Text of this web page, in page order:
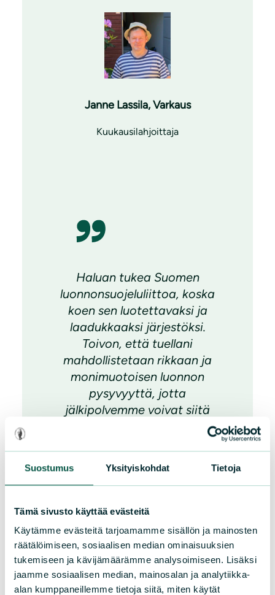
Suostumus Yksityiskohdat Tietoja
Tämä sivusto käyttää evästeitä
Käytämme evästeitä tarjoamamme sisällön ja mainosten
räätälöimiseen, sosiaalisen median ominaisuuksien
tukemiseen ja kävijämäärämme analysoimiseen. Lisäksi
jaamme sosiaalisen median, mainosalan ja analytiikka-
alan kumppaneillemme tietoja siitä, miten käytät
Janne Lassila, Varkaus
Kuukausilahjoittaja
Haluan tukea Suomen
luonnonsuojeluliittoa, koska
koen sen luotettavaksi ja
laadukkaaksi järjestöksi.
Toivon, että tuellani
mahdollistetaan rikkaan ja
monimuotoisen luonnon
pysyvyyttä, jotta
jälkipolvemme voivat siitä
Johanna Isopuro, Helsinki
Kuukausilahjoittaja